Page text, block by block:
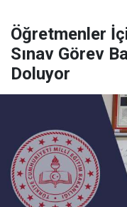
Öğretmenler
Sınav Görev
Doluyor